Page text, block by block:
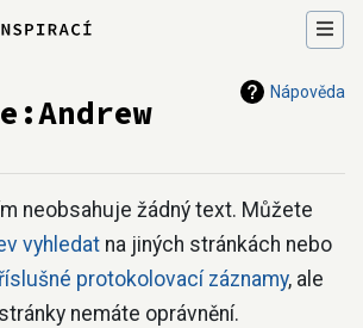
Nápověda
, hledání
neobsahuje žádný text. Můžete
vyhledat na jiných stránkách nebo
protokolovací záznamy, ale
nemáte oprávnění.